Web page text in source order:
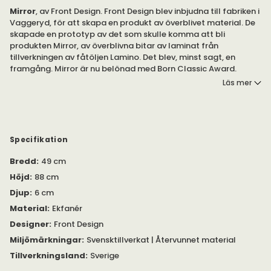
Mirror, av Front Design. Front Design blev inbjudna till fabriken i
Vaggeryd, för att skapa en produkt av överblivet material. De
skapade en prototyp av det som skulle komma att bli
produkten Mirror, av överblivna bitar av laminat från
tillverkningen av fåtöljen Lamino. Det blev, minst sagt, en
framgång. Mirror är nu belönad med Born Classic Award.
Läs mer
Specifikation
Bredd: 49 cm
Höjd: 88 cm
Djup: 6 cm
Material: Ekfanér
Designer: Front Design
Miljömärkningar: Svensktillverkat | Återvunnet material
Tillverkningsland: Sverige